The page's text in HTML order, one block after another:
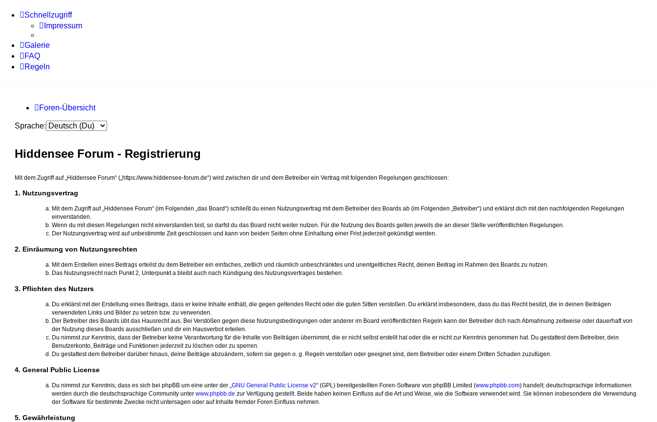
Schnellzugriff
Impressum
Galerie
FAQ
Regeln
Foren-Übersicht
Sprache:
Hiddensee Forum - Registrierung
Mit dem Zugriff auf „Hiddensee Forum“ („https://www.hiddensee-forum.de“) wird zwischen dir und dem Betreiber ein Vertrag mit folgenden Regelungen geschlossen:
1. Nutzungsvertrag
Mit dem Zugriff auf „Hiddensee Forum“ (im Folgenden „das Board“) schließt du einen Nutzungsvertrag mit dem Betreiber des Boards ab (im Folgenden „Betreiber“) und erklärst dich mit den nachfolgenden Regelungen
einverstanden.
Wenn du mit diesen Regelungen nicht einverstanden bist, so darfst du das Board nicht weiter nutzen. Für die Nutzung des Boards gelten jeweils die an dieser Stelle veröffentlichten Regelungen.
Der Nutzungsvertrag wird auf unbestimmte Zeit geschlossen und kann von beiden Seiten ohne Einhaltung einer Frist jederzeit gekündigt werden.
2. Einräumung von Nutzungsrechten
Mit dem Erstellen eines Beitrags erteilst du dem Betreiber ein einfaches, zeitlich und räumlich unbeschränktes und unentgeltliches Recht, deinen Beitrag im Rahmen des Boards zu nutzen.
Das Nutzungsrecht nach Punkt 2, Unterpunkt a bleibt auch nach Kündigung des Nutzungsvertrages bestehen.
3. Pflichten des Nutzers
Du erklärst mit der Erstellung eines Beitrags, dass er keine Inhalte enthält, die gegen geltendes Recht oder die guten Sitten verstoßen. Du erklärst insbesondere, dass du das Recht besitzt, die in deinen Beiträgen
verwendeten Links und Bilder zu setzen bzw. zu verwenden.
Der Betreiber des Boards übt das Hausrecht aus. Bei Verstößen gegen diese Nutzungsbedingungen oder anderer im Board veröffentlichten Regeln kann der Betreiber dich nach Abmahnung zeitweise oder dauerhaft von
der Nutzung dieses Boards ausschließen und dir ein Hausverbot erteilen.
Du nimmst zur Kenntnis, dass der Betreiber keine Verantwortung für die Inhalte von Beiträgen übernimmt, die er nicht selbst erstellt hat oder die er nicht zur Kenntnis genommen hat. Du gestattest dem Betreiber, dein
Benutzerkonto, Beiträge und Funktionen jederzeit zu löschen oder zu sperren.
Du gestattest dem Betreiber darüber hinaus, deine Beiträge abzuändern, sofern sie gegen o. g. Regeln verstoßen oder geeignet sind, dem Betreiber oder einem Dritten Schaden zuzufügen.
4. General Public License
Du nimmst zur Kenntnis, dass es sich bei phpBB um eine unter der „GNU General Public License v2“ (GPL) bereitgestellten Foren-Software von phpBB Limited (www.phpbb.com) handelt; deutschsprachige Informationen
werden durch die deutschsprachige Community unter www.phpbb.de zur Verfügung gestellt. Beide haben keinen Einfluss auf die Art und Weise, wie die Software verwendet wird. Sie können insbesondere die Verwendung
der Software für bestimmte Zwecke nicht untersagen oder auf Inhalte fremder Foren Einfluss nehmen.
5. Gewährleistung